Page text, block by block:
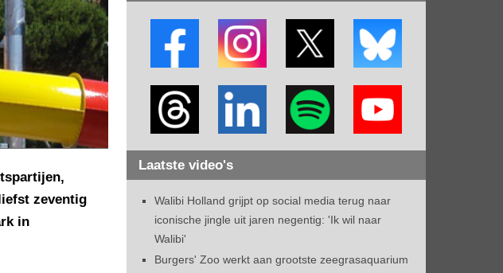
zeventig
in
Laatste video's
Walibi Holland grijpt op social media terug naar
iconische jingle uit jaren negentig: 'Ik wil naar
Walibi'
Burgers' Zoo werkt aan grootste zeegrasaquarium